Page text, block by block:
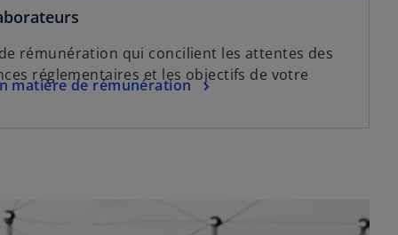
rémunération qui concilient les attentes des
réglementaires et les objectifs de votre
matière de rémunération